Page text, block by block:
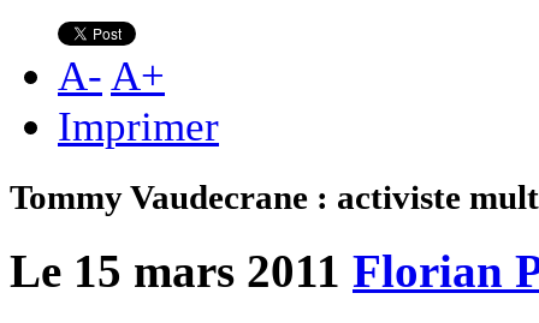
A- A+
Imprimer
Tommy Vaudecrane : activiste
Le 15 mars 2011 Florian